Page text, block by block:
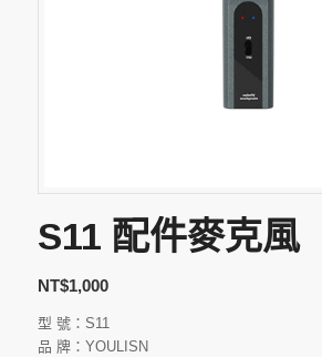
S11 配件麥克風
NT$1,000
型 號：S11
品 牌：YOULISN